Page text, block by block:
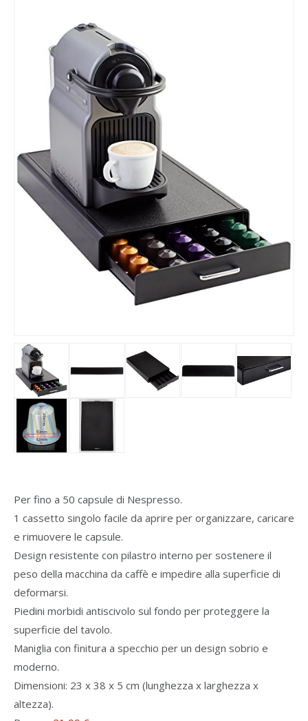
Per fino a 50 capsule di Nespresso.
1 cassetto singolo facile da aprire per organizzare, caricare
e rimuovere le capsule.
Design resistente con pilastro interno per sostenere il
peso della macchina da caffè e impedire alla superficie di
deformarsi.
Piedini morbidi antiscivolo sul fondo per proteggere la
superficie del tavolo.
Maniglia con finitura a specchio per un design sobrio e
moderno.
Dimensioni: 23 x 38 x 5 cm (lunghezza x larghezza x
altezza).